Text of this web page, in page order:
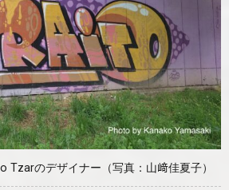
Tzarのデザイナー（写真：山﨑佳夏子）